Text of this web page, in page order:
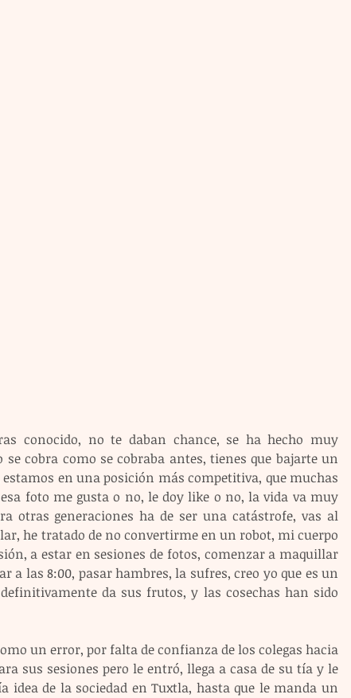
conocido, no te daban chance, se ha hecho muy
cobra como se cobraba antes, tienes que bajarte un
en una posición más competitiva, que muchas
foto me gusta o no, le doy like o no, la vida va muy
otras generaciones ha de ser una catástrofe, vas al
he tratado de no convertirme en un robot, mi cuerpo
a estar en sesiones de fotos, comenzar a maquillar
a las 8:00, pasar hambres, la sufres, creo yo que es un
da sus frutos, y las cosechas han sido
un error, por falta de confianza de los colegas hacia
sus sesiones pero le entró, llega a casa de su tía y le
idea de la sociedad en Tuxtla, hasta que le manda un